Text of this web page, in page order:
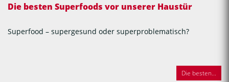
Die besten Superfoods vor unserer Haustür
Superfood – supergesund oder superproblematisch?
Die besten...